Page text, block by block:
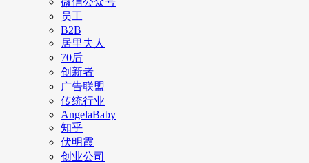
员工
B2B
居里夫人
70后
创新者
广告联盟
传统行业
AngelaBaby
知乎
伏明霞
创业公司